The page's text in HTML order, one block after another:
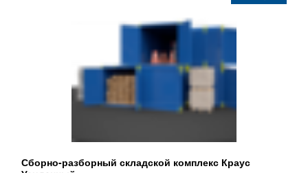
Сборно-разборный складской комплекс Краус